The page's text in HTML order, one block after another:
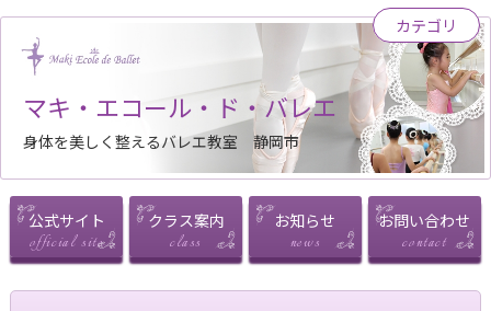
マキ・エコール・ド・バレエ
身体を美しく整えるバレエ教室 静岡市
カテゴリ
公式サイト クラス案内 お知らせ お問い合わせ